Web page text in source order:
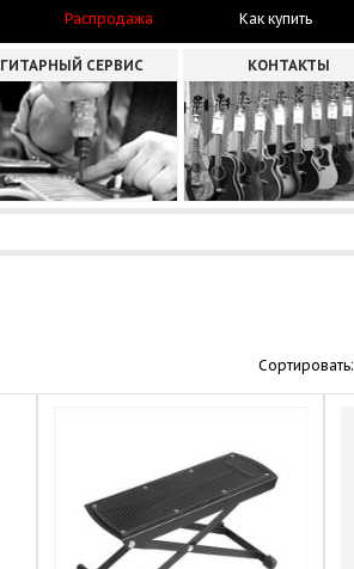
Распродажа Как купить
ГИТАРНЫЙ СЕРВИС КОНТАКТЫ
Сортировать: